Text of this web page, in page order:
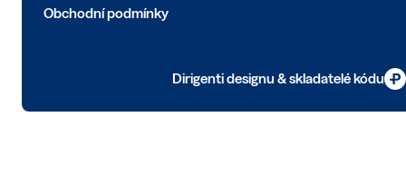
Obchodní podmínky
Dirigenti designu & skladatelé kódu